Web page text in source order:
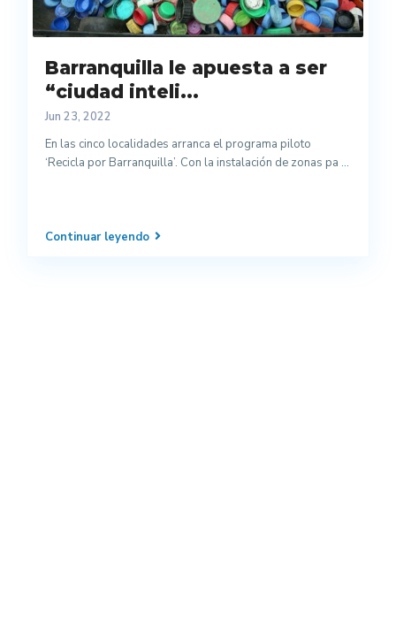
Barranquilla le apuesta a ser
“ciudad inteli...
Jun 23, 2022
En las cinco localidades arranca el programa piloto
‘Recicla por Barranquilla’. Con la instalación de zonas pa ...
Continuar leyendo